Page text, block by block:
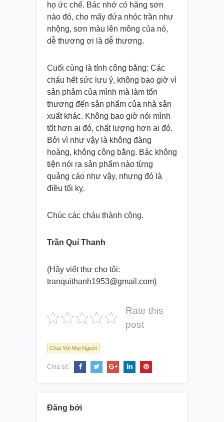
họ ức chế. Bác nhớ có hãng sơn
nào đó, cho mấy đứa nhóc trần như
nhộng, sơn màu lên mông của nó,
dễ thương ơi là dễ thương.
Cuối cùng là tính công bằng: Các
cháu hết sức lưu ý, không bao giờ vì
sản phảm của mình mà làm tổn
thương đến sản phẩm của nhà sản
xuất khác. Không bao giờ nói mình
tốt hơn ai đó, chất lượng hơn ai đó.
Bởi vì như vậy là không đàng
hoàng, không công bằng. Bác không
tiện nói ra sản phẩm nào từng
quảng cáo như vậy, nhưng đó là
điều tối kỵ.
Chúc các cháu thành công.
Trần Quí Thanh
(Hãy viết thư cho tôi:
tranquithanh1953@gmail.com)
Rate this
post
Chat Với Mọi Người
Chia sẻ:
Đăng bởi